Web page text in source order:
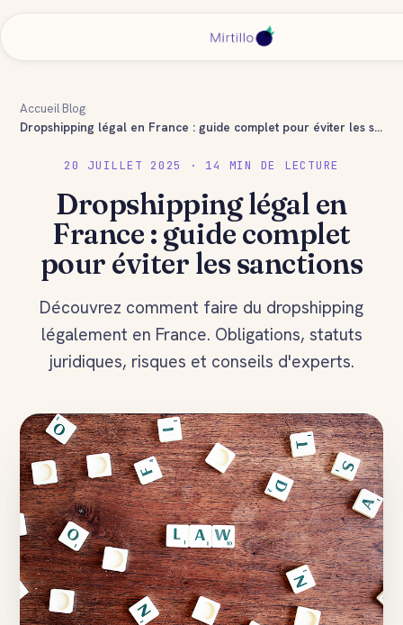
Accueil Blog
Dropshipping légal en France : guide complet pour éviter les sanctions
20 JUILLET 2025 · 14 MIN DE LECTURE
Dropshipping légal en
France : guide complet
pour éviter les sanctions
Découvrez comment faire du dropshipping
légalement en France. Obligations, statuts
juridiques, risques et conseils d'experts.